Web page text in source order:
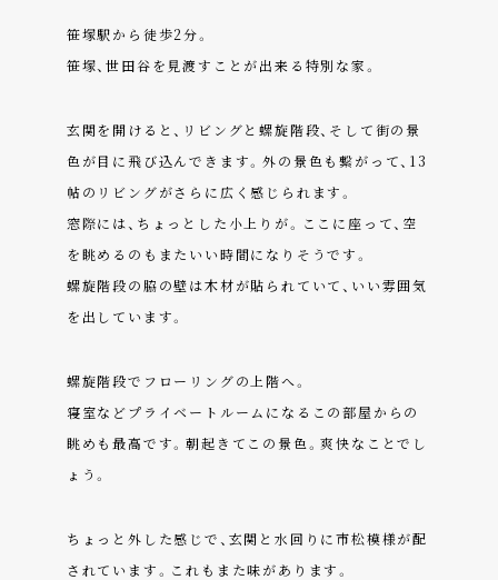
笹塚駅から徒歩2分。
笹塚、世田谷を見渡すことが出来る特別な家。
玄関を開けると、リビングと螺旋階段、そして街の景
色が目に飛び込んできます。外の景色も繋がって、13
帖のリビングがさらに広く感じられます。
窓際には、ちょっとした小上りが。ここに座って、空
を眺めるのもまたいい時間になりそうです。
螺旋階段の脇の壁は木材が貼られていて、いい雰囲気
を出しています。
螺旋階段でフローリングの上階へ。
寝室などプライベートルームになるこの部屋からの
眺めも最高です。朝起きてこの景色。爽快なことでし
ょう。
ちょっと外した感じで、玄関と水回りに市松模様が配
されています。これもまた味があります。